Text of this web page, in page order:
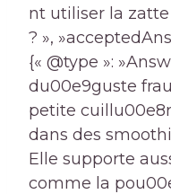
nt utiliser la
? »,
{« @type »:
du00e9guste
petite
dans des
Elle supporte
comme la